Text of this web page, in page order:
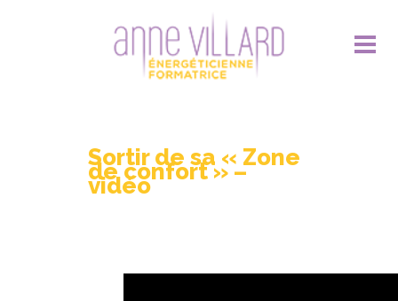
Sortir de sa « Zone
de confort » –
vidéo